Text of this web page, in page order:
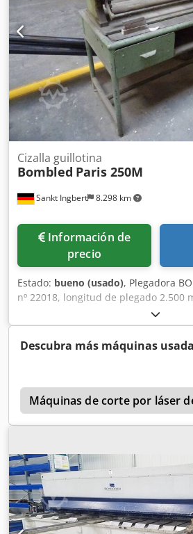
Sankt Ingbert 8.298 km
Cizalla guillotina
Bombled Paris 250M
Información de
precio
Estado: bueno (usado), Plegadora
nº 22018, longitud de plegado 2.500
Descubra más máquinas
Máquinas de corte por láser